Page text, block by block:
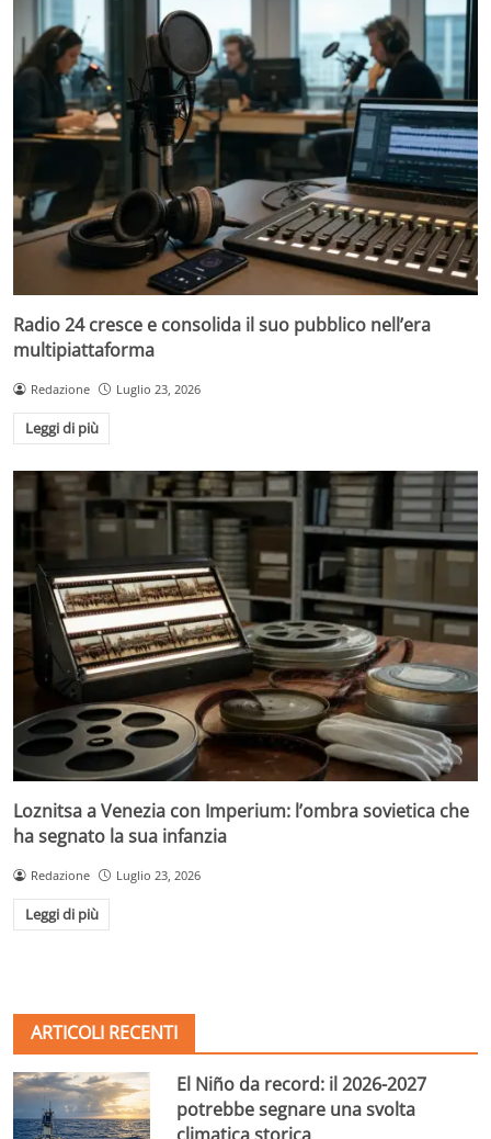
Radio 24 cresce e consolida il suo pubblico nell’era
multipiattaforma
Redazione Luglio 23, 2026
Leggi di più
Loznitsa a Venezia con Imperium: l’ombra sovietica che
ha segnato la sua infanzia
Redazione Luglio 23, 2026
Leggi di più
ARTICOLI RECENTI
El Niño da record: il 2026-2027
potrebbe segnare una svolta